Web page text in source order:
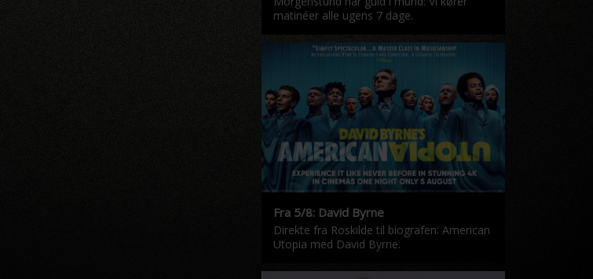
matinéer alle ugens 7 dage.
Fra 5/8: David Byrne
Direkte fra Roskilde til biografen: American
Utopia med David Byrne.